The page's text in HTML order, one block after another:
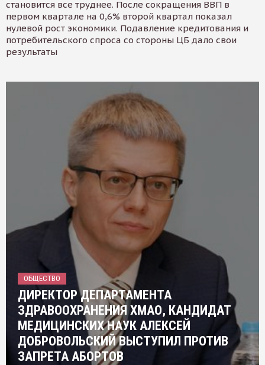
становится все труднее. После сокращения ВВП в
первом квартале на 0,6% второй квартал показал
нулевой рост экономики. Подавление кредитования и
потребительского спроса со стороны ЦБ дало свои
результаты
ОБЩЕСТВО
ДИРЕКТОР ДЕПАРТАМЕНТА
ЗДРАВООХРАНЕНИЯ ХМАО, КАНДИДАТ
МЕДИЦИНСКИХ НАУК АЛЕКСЕЙ
ДОБРОВОЛЬСКИЙ ВЫСТУПИЛ ПРОТИВ
ЗАПРЕТА АБОРТОВ